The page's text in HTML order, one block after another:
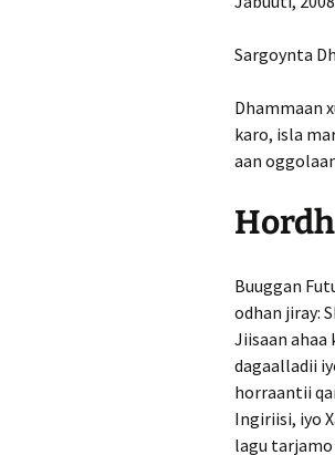
Sargoynta
Dhammaan
karo, isla
aan
Buuggan
odhan jiray:
Jiisaan ahaa
dagaalladii
horraantii
Ingiriisi, iyo
lagu tarjamo